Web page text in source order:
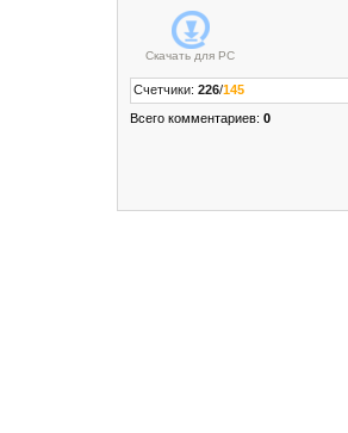
Скачать для PC
Счетчики: 226/145
Всего комментариев: 0